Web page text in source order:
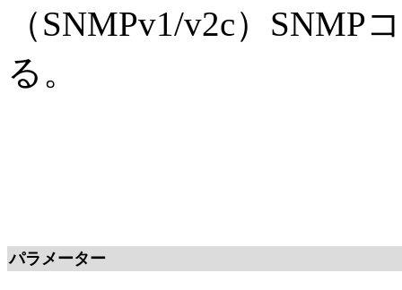
（SNMPv1/v2c）
る。
パラメーター